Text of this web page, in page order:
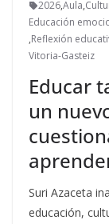
2026,Aula,
Educación
,Reflexión
Vitoria-Gasteiz
Educar
un
Suri Azaceta
educación,